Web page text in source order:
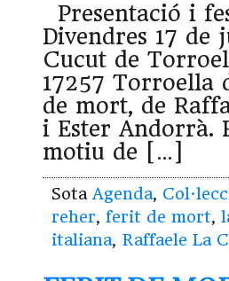
Presentació i
Divendres 17
Cucut de
17257 Torroella
de mort, de
i Ester Andorrà.
motiu de […]
Sota Agenda,
reher, ferit de mort,
italiana, Raffaele La